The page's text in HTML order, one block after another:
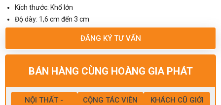
Kích thước: Khổ lớn
Độ dày: 1,6 cm đến 3 cm
ĐĂNG KÝ TƯ VẤN
BÁN HÀNG CÙNG HOÀNG GIA PHÁT
NỘI THẤT -
CỘNG TÁC VIÊN
KHÁCH CŨ GIỚI